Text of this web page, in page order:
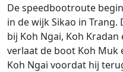
De speedbootroute
in de wijk Sikao in
bij Koh Ngai, Koh
verlaat de boot Koh Muk
Koh Ngai voordat hij